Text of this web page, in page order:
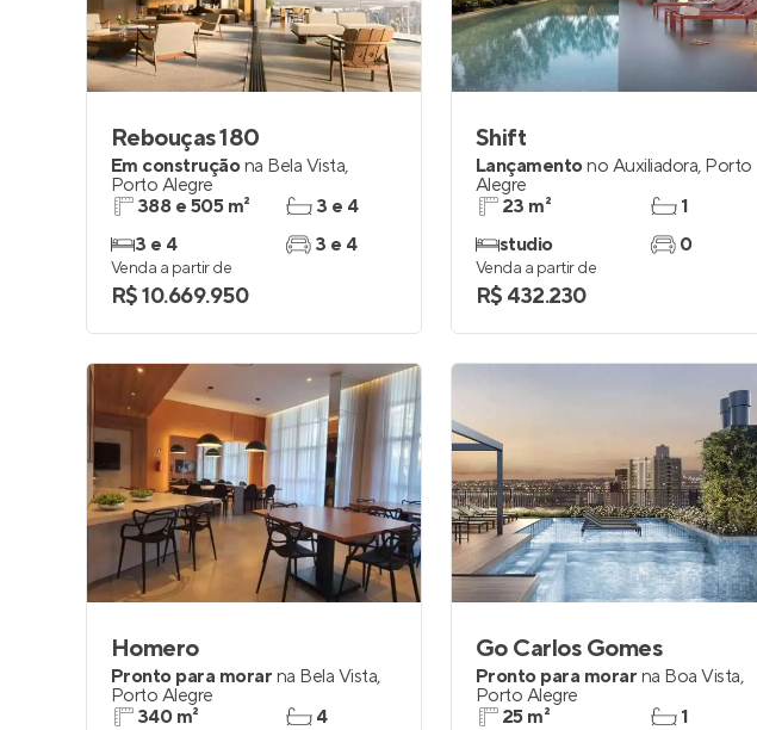
Rebouças 180
Em construçãona Bela Vista,
Porto Alegre
388 e 505 m²
3 e 4
3 e 4
3 e 4
Venda a partir de
R$ 10.669.950
Shift
Lançamentono Auxiliadora, Porto
Alegre
23 m²
studio
1
0
Venda a partir de
R$ 432.230
Homero
Pronto para morar na Bela Vista,
Porto Alegre
340 m²
4
Go Carlos Gomes
Pronto para morar na Boa Vista,
Porto Alegre
25 m²
1